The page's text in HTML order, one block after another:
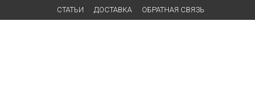
СТАТЬИ ДОСТАВКА ОБРАТНАЯ СВЯЗЬ